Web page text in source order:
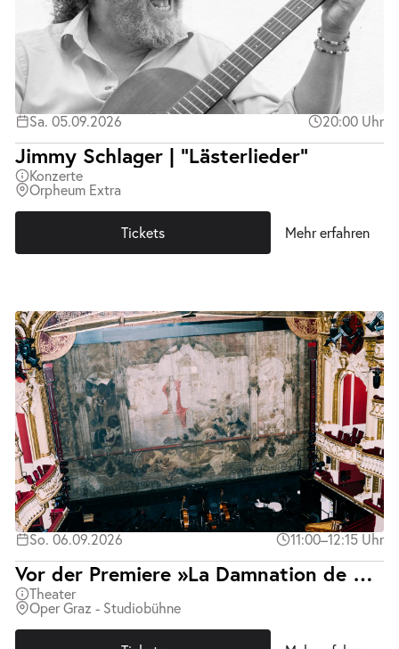
Sa. 05.09.2026 20:00 Uhr
Jimmy Schlager | "Lästerlieder"
Konzerte
Orpheum Extra
Tickets Mehr erfahren
So. 06.09.2026 11:00–12:15 Uhr
Vor der Premiere »La Damnation de Faust«
Theater
Oper Graz - Studiobühne